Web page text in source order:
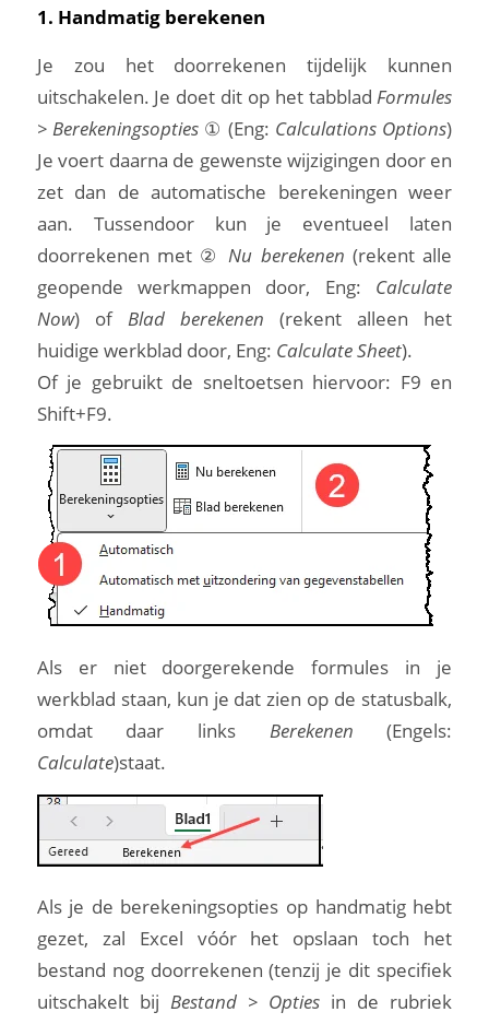
1. Handmatig berekenen
Je zou het doorrekenen tijdelijk kunnen
uitschakelen. Je doet dit op het tabbladFormules
> Berekeningsopties① (Eng: Calculations Options)
Je voert daarna de gewenste wijzigingen door en
zet dan de automatische berekeningen weer
aan. Tussendoor kun je eventueel laten
doorrekenen met ②Nu berekenen (rekent alle
geopende werkmappen door, Eng: Calculate
Now) of Blad berekenen (rekent alleen het
huidige werkblad door, Eng: Calculate Sheet).
Of je gebruikt de sneltoetsen hiervoor: F9 en
Shift+F9.
Als er niet doorgerekende formules in je
werkblad staan, kun je dat zien op de statusbalk,
omdat daar links Berekenen (Engels:
Calculate)staat.
Als je de berekeningsopties op handmatig hebt
gezet, zal Excel vóór het opslaan toch het
bestand nog doorrekenen (tenzij je dit specifiek
uitschakelt bij Bestand > Opties in de rubriek